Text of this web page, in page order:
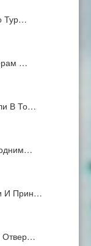
Тур…
…
В То…
И Прин…
Отвер…